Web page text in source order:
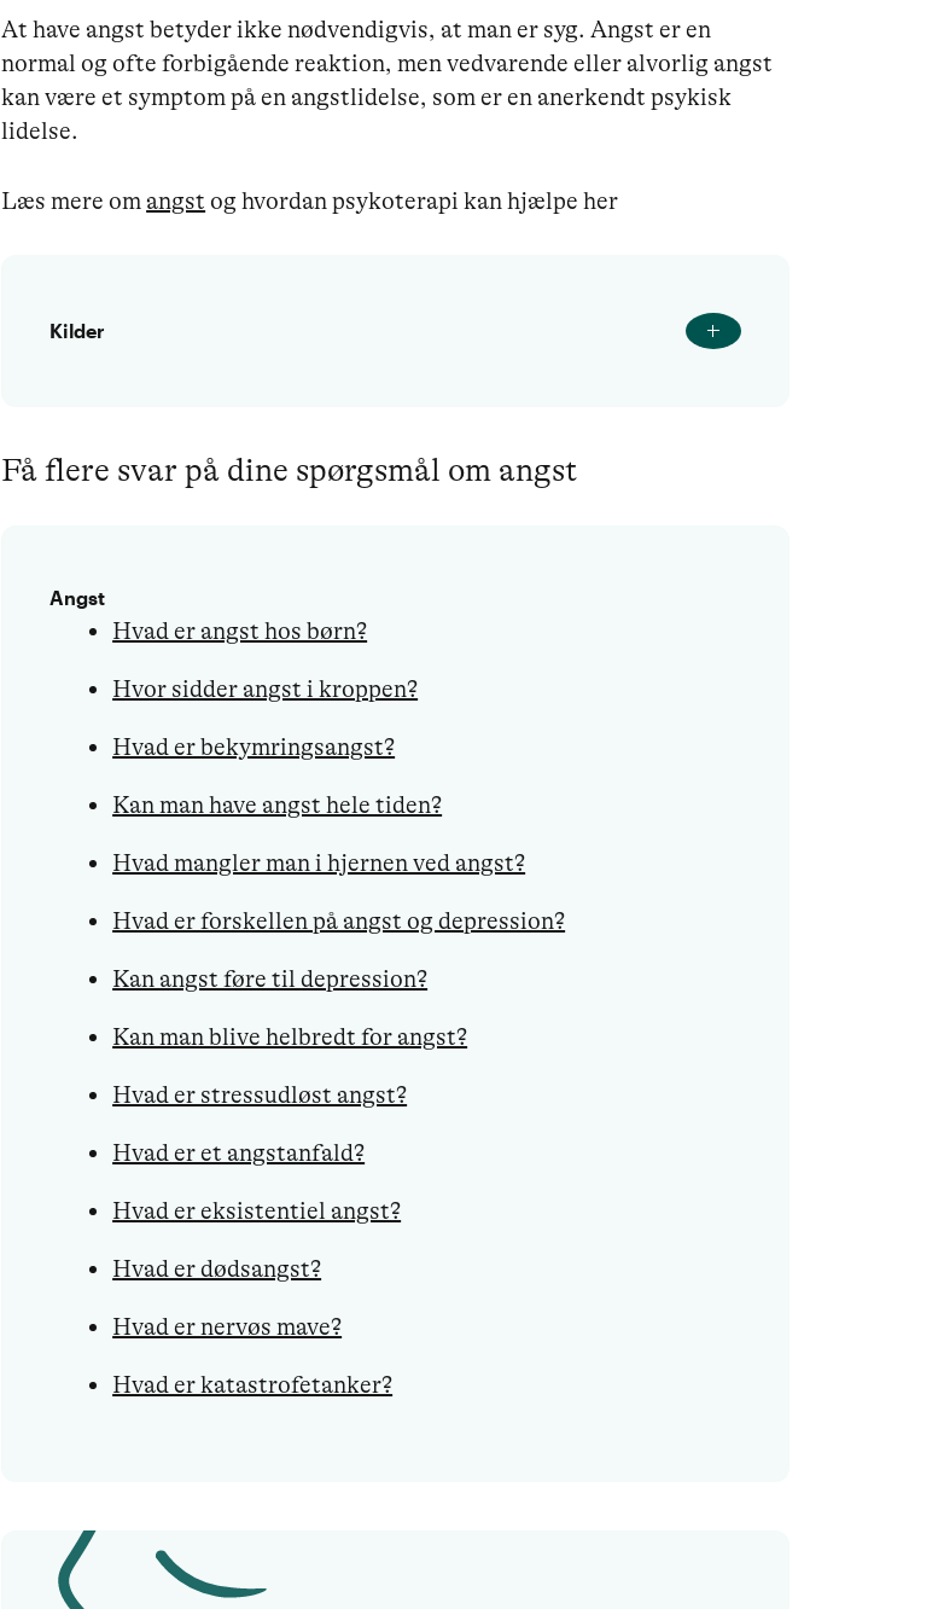
At have angst betyder ikke nødvendigvis, at man er syg. Angst er en
normal og ofte forbigående reaktion, men vedvarende eller alvorlig angst
kan være et symptom på en angstlidelse, som er en anerkendt psykisk
lidelse.
Læs mere omangst og hvordan psykoterapi kan hjælpe her
Kilder
Få flere svar på dine spørgsmål om angst
Angst
Hvad er angst hos børn?
Hvor sidder angst i kroppen?
Hvad er bekymringsangst?
Kan man have angst hele tiden?
Hvad mangler man i hjernen ved angst?
Hvad er forskellen på angst og depression?
Kan angst føre til depression?
Kan man blive helbredt for angst?
Hvad er stressudløst angst?
Hvad er et angstanfald?
Hvad er eksistentiel angst?
Hvad er dødsangst?
Hvad er nervøs mave?
Hvad er katastrofetanker?